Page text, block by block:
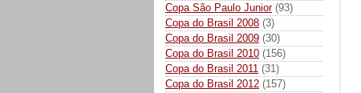
Copa São Paulo Junior (93)
Copa do Brasil 2008 (3)
Copa do Brasil 2009 (30)
Copa do Brasil 2010 (156)
Copa do Brasil 2011 (31)
Copa do Brasil 2012 (157)